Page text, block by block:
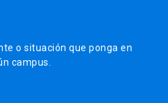
o situación que ponga en
campus.